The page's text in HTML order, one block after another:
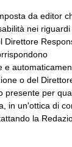
da editor
nei
Direttore
e
o del
presente per
in un'ottica di
la